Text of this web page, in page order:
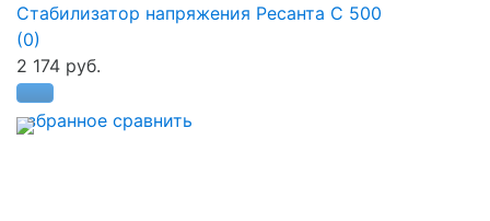
избранное сравнить
Стабилизатор напряжения Ресанта С 500
(0)
2 174 руб.